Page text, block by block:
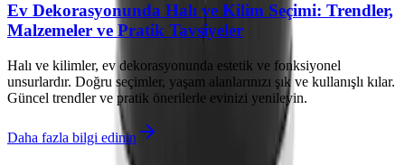
Ev Dekorasyonunda Halı ve Kilim Seçimi: Trendler,
Malzemeler ve Pratik Tavsiyeler
Halı ve kilimler, ev dekorasyonunda estetik ve fonksiyonel
unsurlardır. Doğru seçimler, yaşam alanlarınızı şık ve kullanışlı kılar.
Güncel trendler ve pratik önerilerle evinizi yenileyin.
Daha fazla bilgi edinin